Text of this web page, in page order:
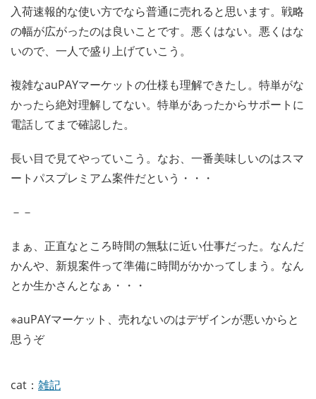
入荷速報的な使い方でなら普通に売れると思います。戦略
の幅が広がったのは良いことです。悪くはない。悪くはな
いので、一人で盛り上げていこう。
複雑なauPAYマーケットの仕様も理解できたし。特単がな
かったら絶対理解してない。特単があったからサポートに
電話してまで確認した。
長い目で見てやっていこう。なお、一番美味しいのはスマ
ートパスプレミアム案件だという・・・
－－
まぁ、正直なところ時間の無駄に近い仕事だった。なんだ
かんや、新規案件って準備に時間がかかってしまう。なん
とか生かさんとなぁ・・・
※auPAYマーケット、売れないのはデザインが悪いからと
思うぞ
cat： 雑記